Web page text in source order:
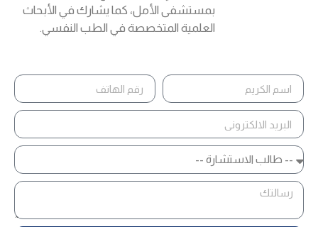
بمستشفى الأمل، كما يشارك في الأبحاث
العلمية المتخصصة في الطب النفسي.